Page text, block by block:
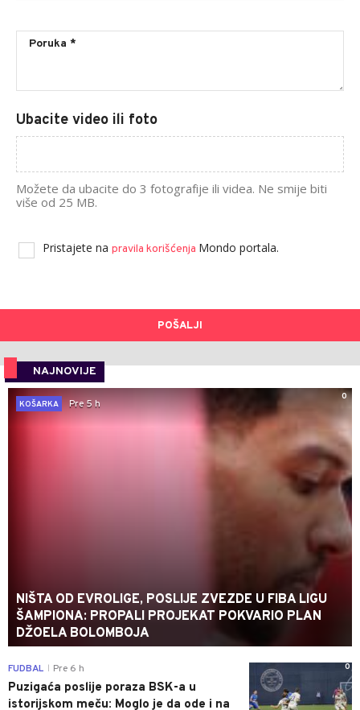
Ubacite video ili foto
Možete da ubacite do 3 fotografije ili videa. Ne smije biti
više od 25 MB.
Pristajete na pravila korišćenja Mondo portala.
POŠALJI
NAJNOVIJE
0
KOŠARKA
Pre 5 h
NIŠTA OD EVROLIGE, POSLIJE ZVEZDE U FIBA LIGU
ŠAMPIONA: PROPALI PROJEKAT POKVARIO PLAN
DŽOELA BOLOMBOJA
0
FUDBAL Pre 6 h
Puzigaća poslije poraza BSK-a u
istorijskom meču: Moglo je da ode i na